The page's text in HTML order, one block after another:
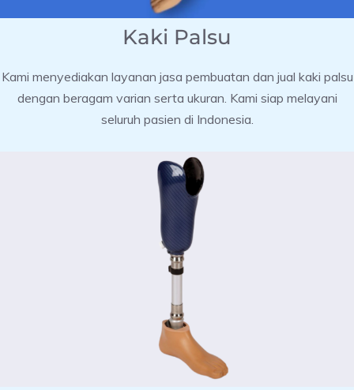
Kaki Palsu
Kami menyediakan layanan jasa pembuatan dan jual kaki palsu
dengan beragam varian serta ukuran. Kami siap melayani
seluruh pasien di Indonesia.